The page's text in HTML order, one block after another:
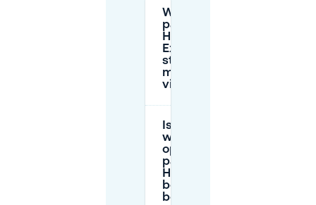
Waar kan ik
parkeren bij de
Heineken
Experience als
straatparkeren
moeilijk te
vinden is?
Is
weekendparkeren
op de
parkeerplaats
Heinekenplein
beperkt tot
bepaalde tijden?